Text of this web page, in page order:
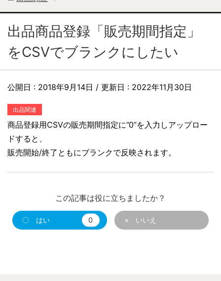
出品商品登録「販売期間指定」
をCSVでブランクにしたい
公開日 : 2018年9月14日 / 更新日 : 2022年11月30日
出品関連
商品登録用CSVの販売期間指定に”0”を入力しアップロー
ドすると、
販売開始/終了ともにブランクで反映されます。
この記事は役に立ちましたか？
〇 はい 0 × いいえ